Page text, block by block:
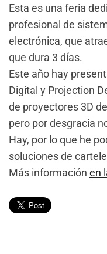
Esta es una feria
profesional de
electrónica, que
que dura 3 días.
Este año hay
Digital y Projection
de proyectores 3D
pero por desgracia
Hay, por lo que he
soluciones de
Más información en